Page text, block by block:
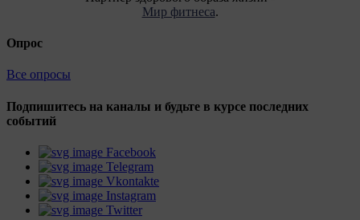
Мир фитнеса.
Опрос
Все опросы
Подпишитесь на каналы и будьте в курсе последних
событий
Facebook
Telegram
Vkontakte
Instagram
Twitter